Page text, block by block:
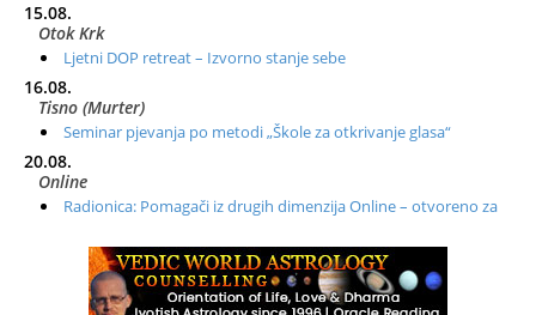
15.08.
Otok Krk
Ljetni DOP retreat – Izvorno stanje sebe
16.08.
Tisno (Murter)
Seminar pjevanja po metodi „Škole za otkrivanje glasa“
20.08.
Online
Radionica: Pomagači iz drugih dimenzija Online – otvoreno za
Zagreb+Online
Osnovni ThetaHealing® tečaj, Zagreb i Online